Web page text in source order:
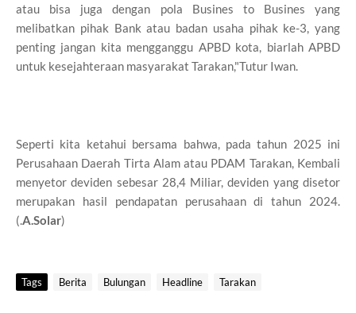
atau bisa juga dengan pola Busines to Busines yang
melibatkan pihak Bank atau badan usaha pihak ke-3, yang
penting jangan kita mengganggu APBD kota, biarlah APBD
untuk kesejahteraan masyarakat Tarakan,"Tutur Iwan.
Seperti kita ketahui bersama bahwa, pada tahun 2025 ini
Perusahaan Daerah Tirta Alam atau PDAM Tarakan, Kembali
menyetor deviden sebesar 28,4 Miliar, deviden yang disetor
merupakan hasil pendapatan perusahaan di tahun 2024.
(.A.Solar)
Tags Berita Bulungan Headline Tarakan